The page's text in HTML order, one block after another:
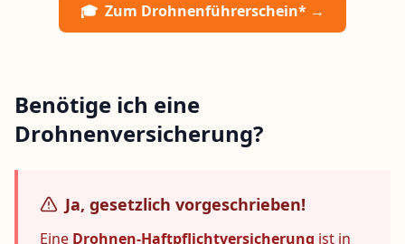
🎓 Zum Drohnenführerschein* →
Benötige ich eine
Drohnenversicherung?
Ja, gesetzlich vorgeschrieben!
Eine Drohnen-Haftpflichtversicherung ist in